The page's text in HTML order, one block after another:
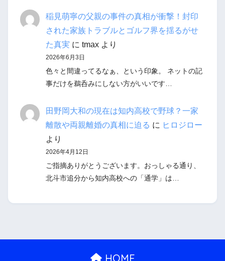
稲見萌寧の父親の事件の真相が衝撃！封印
された家族トラブルとゴルフ界を揺るがせ
た真実 に tmaxより
2026年6月3日
色々と間違ってるなぁ、という印象。 ネットの記
事だけを鵜呑みにしない方がいいです…
田野岡大和の現在は知内高校で野球？一家
離散や両親離婚の真相に迫る に ヒロジロー
より
2026年4月12日
ご指摘ありがとうございます。おっしゃる通り、
北斗市追分から知内高校への「通学」は…
HOME